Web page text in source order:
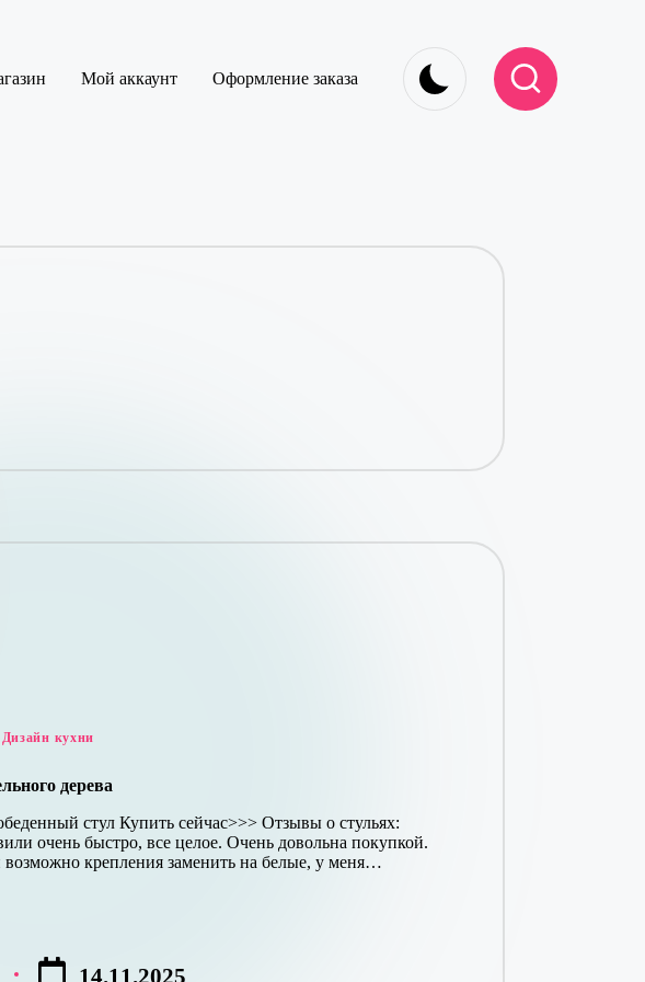
Мой аккаунт Оформление заказа
Дизайн кухни
дерева
стул Купить сейчас>>> Отзывы о стульях:
очень быстро, все целое. Очень довольна покупкой.
крепления заменить на белые, у меня…
14.11.2025